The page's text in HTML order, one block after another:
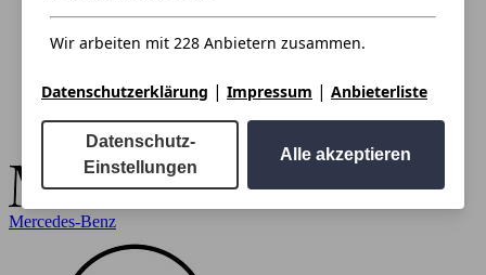
Mercedes-Benz
Wir arbeiten mit 228 Anbietern zusammen.
Datenschutzerklärung | Impressum | Anbieterliste
Datenschutz-
Einstellungen
Alle akzeptieren